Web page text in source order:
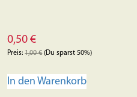
0,50€
Preis:1,00€(Du sparst 50%)
In den Warenkorb